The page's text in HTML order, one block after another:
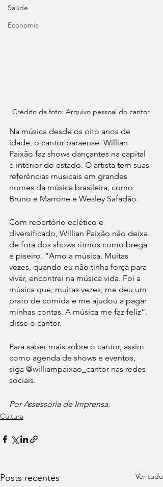
Saúde
Economia
Crédito da foto: Arquivo pessoal do cantor.
Na música desde os oito anos de
idade, o cantor paraense  Willian
Paixão faz shows dançantes na capital
e interior do estado. O artista tem suas
referências musicais em grandes
nomes da música brasileira, como
Bruno e Marrone e Wesley Safadão.
Com repertório eclético e
diversificado, Willian Paixão não deixa
de fora dos shows ritmos como brega
e piseiro. “Amo a música. Muitas
vezes, quando eu não tinha força para
viver, encontrei na música vida. Foi a
música que, muitas vezes, me deu um
prato de comida e me ajudou a pagar
minhas contas. A música me faz feliz”,
disse o cantor.
Para saber mais sobre o cantor, assim
como agenda de shows e eventos,
siga @williampaixao_cantor nas redes
sociais.
Por Assessoria de Imprensa.
Cultura
Posts recentes Ver tudo